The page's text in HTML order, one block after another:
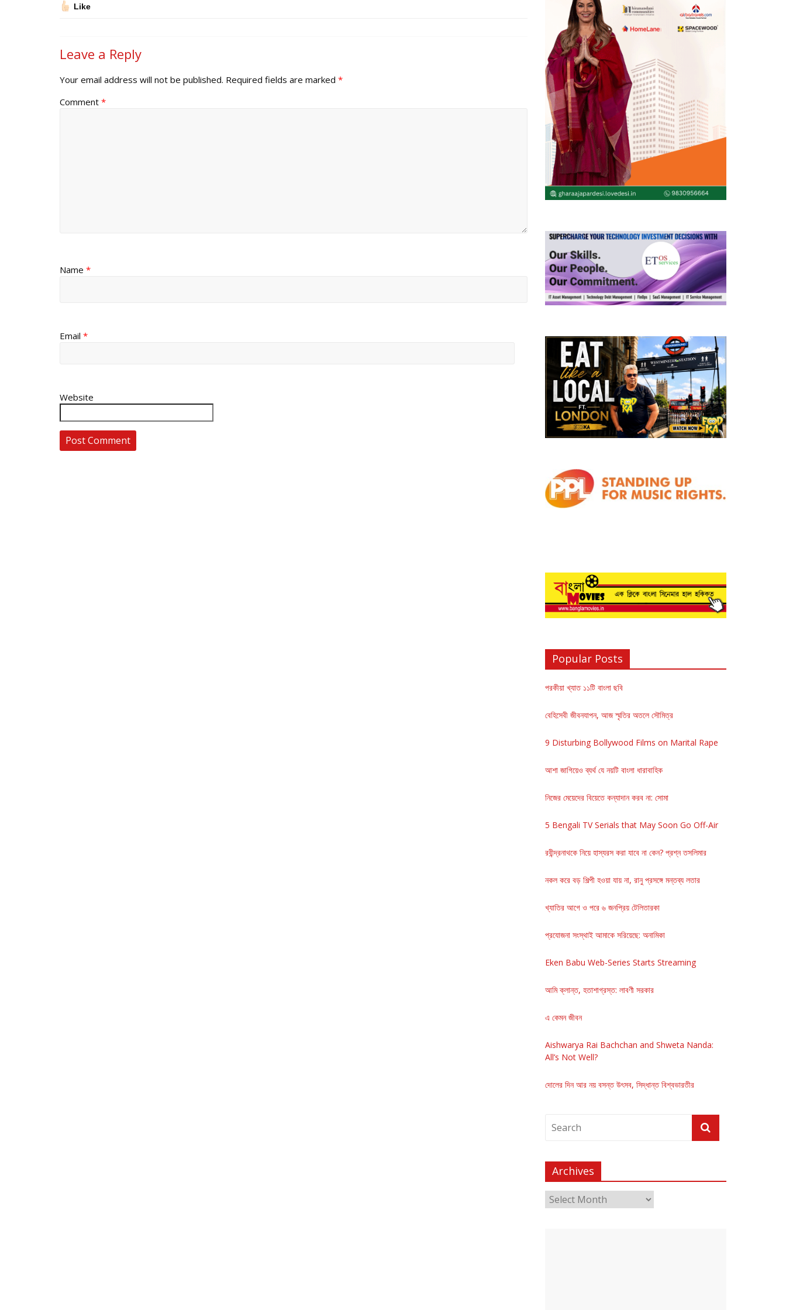
Like
Leave a Reply
Your email address will not be published. Required fields are marked *
Comment *
Name *
Email *
Website
Popular Posts
পরকীয়া খ্যাত ১১টি বাংলা ছবি
বেহিসেবী জীবনযাপন, আজ স্মৃতির অতলে সৌমিত্র
9 Disturbing Bollywood Films on Marital Rape
আশা জাগিয়েও ব্যর্থ যে নয়টি বাংলা ধারাবাহিক
নিজের মেয়েদের বিয়েতে কন্যাদান করব না: সোমা
5 Bengali TV Serials that May Soon Go Off-Air
রবীন্দ্রনাথকে নিয়ে হাস্যরস করা যাবে না কেন? প্রশ্ন তসলিমার
নকল করে বড় শিল্পী হওয়া যায় না, রানু প্রসঙ্গে মন্তব্য লতার
খ্যাতির আগে ও পরে ৬ জনপ্রিয় টেলিতারকা
প্রযোজনা সংস্থাই আমাকে সরিয়েছে: অনামিকা
Eken Babu Web-Series Starts Streaming
আমি ক্লান্ত, হতাশাগ্রস্ত: লাবণী সরকার
এ কেমন জীবন
Aishwarya Rai Bachchan and Shweta Nanda:
All’s Not Well?
দোলের দিন আর নয় বসন্ত উৎসব, সিদ্ধান্ত বিশ্বভারতীর
Archives